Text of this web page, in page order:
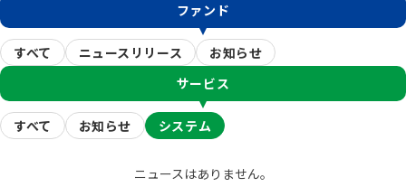
ファンド
すべて ニュースリリース
お知らせ
サービス
すべて お知らせ システム
ニュースはありません。